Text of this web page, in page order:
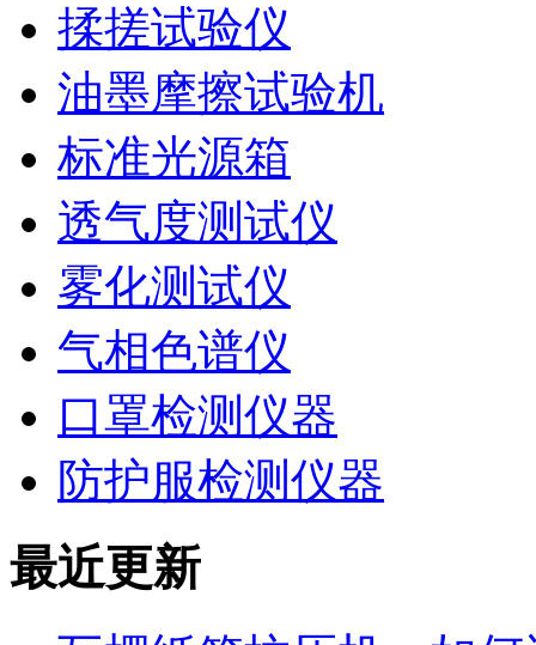
揉搓试验仪
油墨摩擦试验机
标准光源箱
透气度测试仪
雾化测试仪
气相色谱仪
口罩检测仪器
防护服检测仪器
最近更新